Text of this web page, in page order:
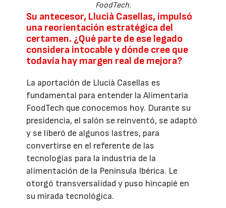
FoodTech.
Su antecesor, Llucià Casellas, impulsó
una reorientación estratégica del
certamen. ¿Qué parte de ese legado
considera intocable y dónde cree que
todavía hay margen real de mejora?
La aportación de Llucià Casellas es
fundamental para entender la Alimentaria
FoodTech que conocemos hoy. Durante su
presidencia, el salón se reinventó, se adaptó
y se liberó de algunos lastres, para
convertirse en el referente de las
tecnologías para la industria de la
alimentación de la Península Ibérica. Le
otorgó transversalidad y puso hincapié en
su mirada tecnológica.